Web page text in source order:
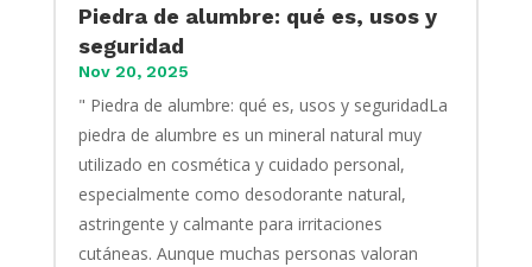
Piedra de alumbre: qué es, usos y
seguridad
Nov 20, 2025
" Piedra de alumbre: qué es, usos y seguridadLa
piedra de alumbre es un mineral natural muy
utilizado en cosmética y cuidado personal,
especialmente como desodorante natural,
astringente y calmante para irritaciones
cutáneas. Aunque muchas personas valoran